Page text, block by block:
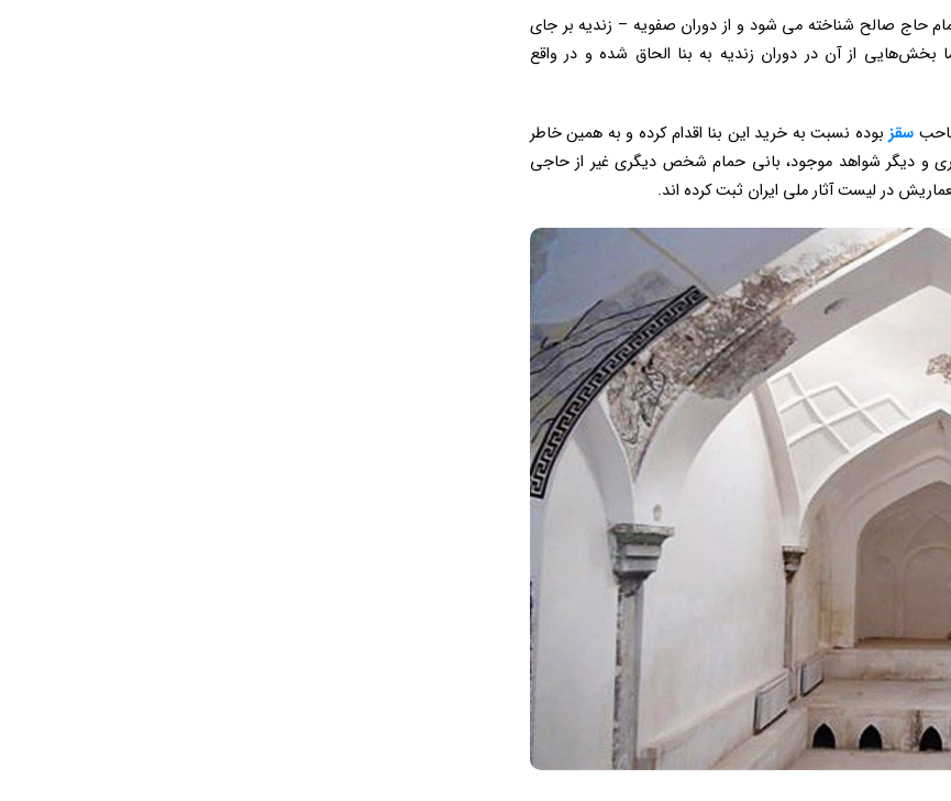
حاج صالح شناخته می شود و از دوران صفویه – زندیه بر جای
از آن در دوران زندیه به بنا الحاق شده و در واقع
سقز بوده نسبت به خرید این بنا اقدام کرده و به همین خاطر
و دیگر شواهد موجود، بانی حمام شخص دیگری غیر از حاجی
در لیست آثار ملی ایران ثبت کرده اند.